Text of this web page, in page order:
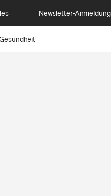
Newsletter-Anmeldung
Gesundheit